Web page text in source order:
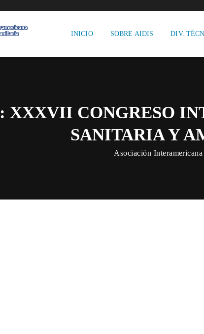
INICIO SOBRE AIDIS DIV.
XXXVII CONGRESO
SANITARIA Y
Asociación